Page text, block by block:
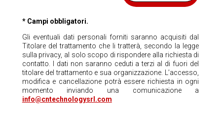
* Campi obbligatori.
Gli eventuali dati personali forniti saranno acquisiti dal
Titolare del trattamento che li tratterà, secondo la legge
sulla privacy, al solo scopo di rispondere alla richiesta di
contatto. I dati non saranno ceduti a terzi al di fuori del
titolare del trattamento e sua organizzazione. L’accesso,
modifica e cancellazione potrà essere richiesta in ogni
momento inviando una comunicazione a
info@cntechnologysrl.com